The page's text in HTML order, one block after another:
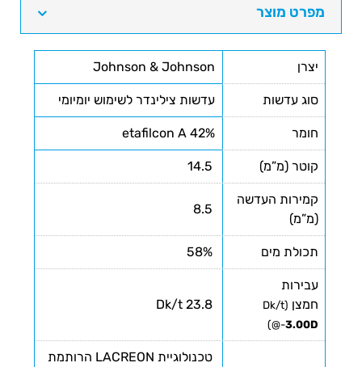
Moist
for
Astigmatism
30pck
מפרט מוצר
יצרן
סוג עדשות עדשות צילינדר לשימוש יומיומי
חומר
קוטר (מ”מ)
קמירות העדשה
(מ”מ)
תכולת מים
עבירות
חמצן
(Dk/t
@-3.00D
)
טכנולוגיית LACREON הרותמת